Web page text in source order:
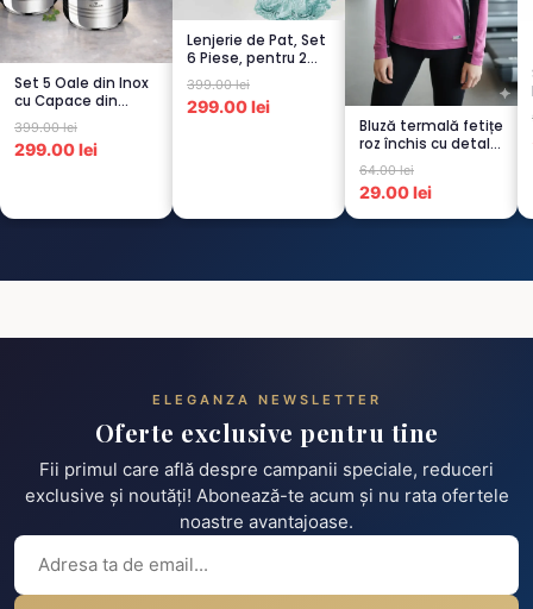
Set 5 Oale din Inox
cu Capace din
Sticlă
Termorezistent...
399.00 lei
299.00 lei
Lenjerie de Pat, Set
6 Piese, pentru 2
persoana,
TURCOA...
399.00 lei
299.00 lei
Bluză termală fetițe
roz închis cu detalii
negre, cu pu...
64.00 lei
29.00 lei
ELEGANZA NEWSLETTER
Oferte exclusive pentru tine
Fii primul care află despre campanii speciale, reduceri
exclusive și noutăți! Abonează-te acum și nu rata ofertele
noastre avantajoase.